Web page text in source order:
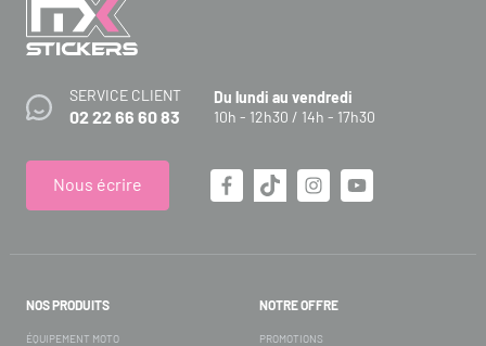
SERVICE CLIENT
02 22 66 60 83
Du lundi au vendredi
10h - 12h30 / 14h - 17h30
Nous écrire
NOS PRODUITS
ÉQUIPEMENT MOTO
NOTRE OFFRE
PROMOTIONS